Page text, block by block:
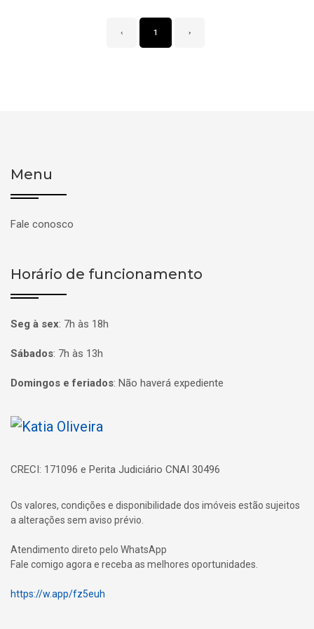
‹ 1 ›
Menu
Fale conosco
Horário de funcionamento
Seg à sex: 7h às 18h
Sábados: 7h às 13h
Domingos e feriados: Não haverá expediente
Página inicial
CRECI: 171096 e Perita Judiciário CNAI 30496
Os valores, condições e disponibilidade dos imóveis estão sujeitos
a alterações sem aviso prévio.
Atendimento direto pelo WhatsApp
Fale comigo agora e receba as melhores oportunidades.
https://w.app/fz5euh